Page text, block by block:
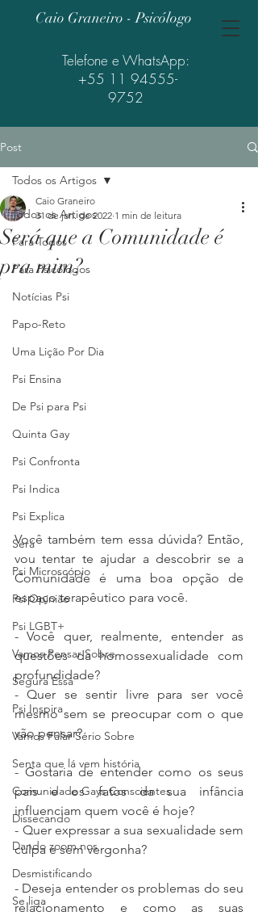
Caio Graneiro - Psicólogo
Telefone e WhatsApp:
+55 11 94555-
9752
Post
Todos os Artigos
Para Todos
Para Psicólogos
Notícias Psi
Papo-Reto
Uma Lição Por Dia
Psi Ensina
De Psi para Psi
Quinta Gay
Psi Confronta
Psi Indica
Psi Explica
Será
Psi Microscópio
Psi Opinião
Psi LGBT+
Vamos Pensar Sobre
Segura Essa
Psi Inspira
Vamos Falar Sério Sobre
Senta que lá vem história
Comunidade Gays Conscientes
Dissecando
Dando zoom nos
Desmistificando
Se liga
Todos os Artigos
Será que a Comunidade é
pra mim?
Caio Graneiro
31 de jan. de 2022 1 min de leitura
Você também tem essa dúvida? Então,
vou tentar te ajudar a descobrir se a
Comunidade é uma boa opção de
espaço terapêutico para você.
- Você quer, realmente, entender as
questões da homossexualidade com
profundidade?
- Quer se sentir livre para ser você
mesmo sem se preocupar com o que
vão pensar?
- Gostaria de entender como os seus
pais e os fatos da sua infância
influenciam quem você é hoje?
- Quer expressar a sua sexualidade sem
culpa e sem vergonha?
- Deseja entender os problemas do seu
relacionamento e como as suas